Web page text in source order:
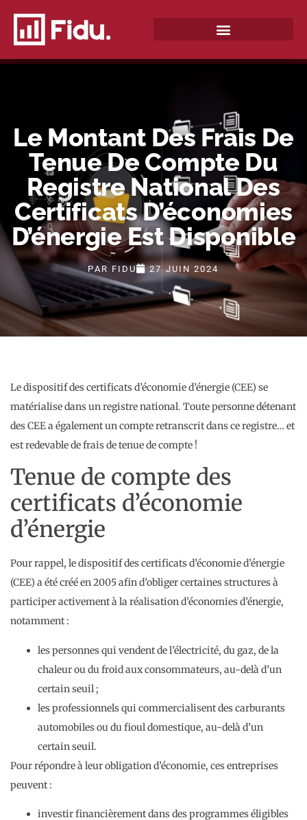
Le Montant Des Frais De
Tenue De Compte Du
Registre National Des
Certificats D’économies
D’énergie Est Disponible
PAR FIDU 27 JUIN 2024
Le dispositif des certificats d’économie d’énergie (CEE) se
matérialise dans un registre national. Toute personne détenant
des CEE a également un compte retranscrit dans ce registre… et
est redevable de frais de tenue de compte !
Tenue de compte des
certificats d’économie
d’énergie
Pour rappel, le dispositif des certificats d’économie d’énergie
(CEE) a été créé en 2005 afin d’obliger certaines structures à
participer activement à la réalisation d’économies d’énergie,
notamment :
les personnes qui vendent de l’électricité, du gaz, de la
chaleur ou du froid aux consommateurs, au-delà d’un
certain seuil ;
les professionnels qui commercialisent des carburants
automobiles ou du fioul domestique, au-delà d’un
certain seuil.
Pour répondre à leur obligation d’économie, ces entreprises
peuvent :
investir financièrement dans des programmes éligibles